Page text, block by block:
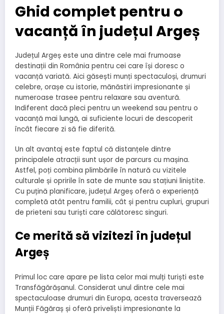
Ghid complet pentru o
vacanță în județul Argeș
Județul Argeș este una dintre cele mai frumoase
destinații din România pentru cei care își doresc o
vacanță variată. Aici găsești munți spectaculoși, drumuri
celebre, orașe cu istorie, mănăstiri impresionante și
numeroase trasee pentru relaxare sau aventură.
Indiferent dacă pleci pentru un weekend sau pentru o
vacanță mai lungă, ai suficiente locuri de descoperit
încât fiecare zi să fie diferită.
Un alt avantaj este faptul că distanțele dintre
principalele atracții sunt ușor de parcurs cu mașina.
Astfel, poți combina plimbările în natură cu vizitele
culturale și opririle în sate de munte sau stațiuni liniștite.
Cu puțină planificare, județul Argeș oferă o experiență
completă atât pentru familii, cât și pentru cupluri, grupuri
de prieteni sau turiști care călătoresc singuri.
Ce merită să vizitezi în județul
Argeș
Primul loc care apare pe lista celor mai mulți turiști este
Transfăgărășanul. Considerat unul dintre cele mai
spectaculoase drumuri din Europa, acesta traversează
Munții Făgăraș și oferă priveliști impresionante la